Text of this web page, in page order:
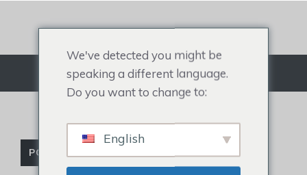
Menu
POSTICHE POUR HOMMES
We've detected you might be
speaking a different language.
Do you want to change to:
English